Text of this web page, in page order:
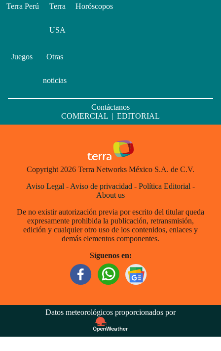
Terra Perú Terra
USA
Horóscopos
Juegos Otras
noticias
Contáctanos
COMERCIAL | EDITORIAL
Copyright 2026 Terra Networks México S.A. de C.V.
Aviso Legal - Aviso de privacidad - Política Editorial -
About us
De no existir autorización previa por escrito del titular queda
expresamente prohibida la publicación, retransmisión,
edición y cualquier otro uso de los contenidos, enlaces y
demás elementos componentes.
Síguenos en:
Datos meteorológicos proporcionados por